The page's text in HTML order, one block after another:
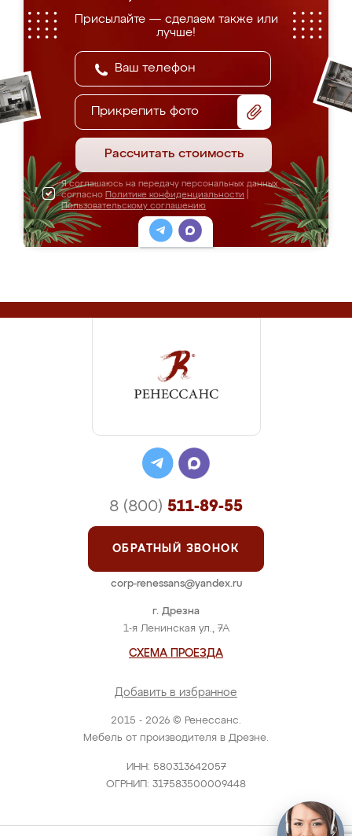
Присылайте — сделаем также или
лучше!
Прикрепить фото
Рассчитать стоимость
Я соглашаюсь на передачу персональных данных
согласно Политике конфиденциальности
Пользовательскому соглашению
2015 - 2026 © Ренессанс.
Мебель от производителя в Дрезне.
ИНН: 580313642057
ОГРНИП: 317583500009448
г. Дрезна
1-я Ленинская ул., 7А
СХЕМА ПРОЕЗДА
Добавить в избранное
8 (800) 511-89-55
ОБРАТНЫЙ ЗВОНОК
corp-renessans@yandex.ru